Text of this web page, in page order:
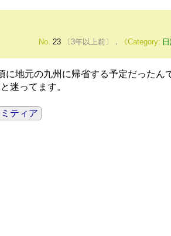
No. 23 〔3年以上前〕 ,
に地元の九州に帰省する予定だった
迷ってます。
ティア